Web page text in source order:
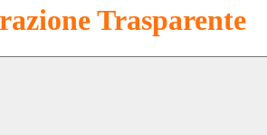
Trasparente